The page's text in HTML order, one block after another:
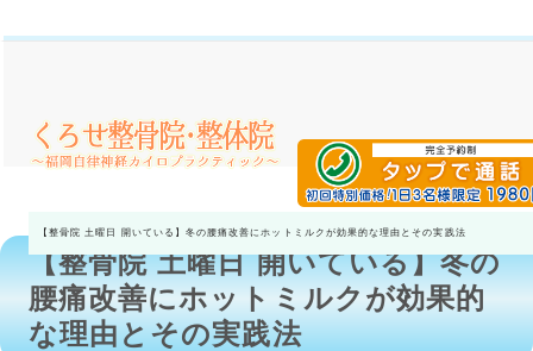
【整骨院 土曜日 開いている】冬の腰痛改善にホットミルクが効果的な理由とその実践法
【整骨院 土曜日 開いている】冬の
腰痛改善にホットミルクが効果的
な理由とその実践法